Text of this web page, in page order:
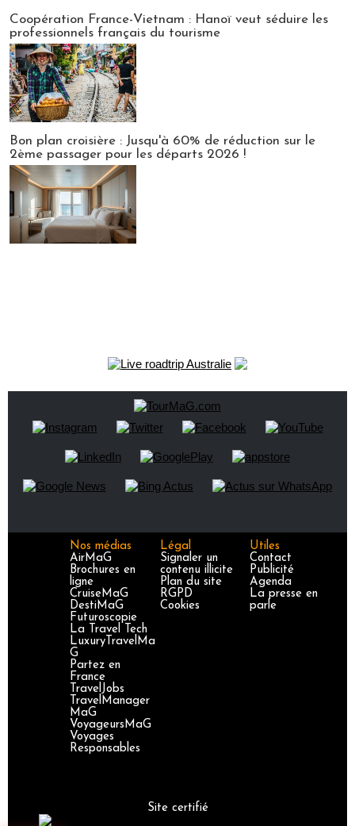
Coopération France-Vietnam : Hanoï veut séduire les
professionnels français du tourisme
Bon plan croisière : Jusqu'à 60% de réduction sur le
2ème passager pour les départs 2026 !
Nos médias
AirMaG
Brochures en
ligne
CruiseMaG
DestiMaG
Futuroscopie
La Travel Tech
LuxuryTravelMa
G
Partez en
France
TravelJobs
TravelManager
MaG
VoyageursMaG
Voyages
Responsables
Légal
Signaler un
contenu illicite
Plan du site
RGPD
Cookies
Utiles
Contact
Publicité
Agenda
La presse en
parle
Site certifié